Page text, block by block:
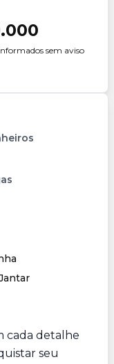
sem aviso
cada detalhe
seu